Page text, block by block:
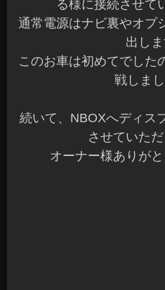
る様に接続させ
通常電源はナビ裏やオプ
出しま
このお車は初めてでした
戦しま
続いて、NBOXへディス
させていただ
オーナー様ありが